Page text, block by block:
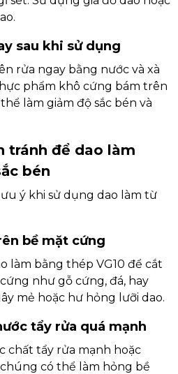
sau khi sử dụng
rửa ngay bằng nước và xà
phẩm khô cứng bám trên
làm giảm độ sắc bén và
tránh để dao làm
bén
ý khi sử dụng dao làm từ
bề mặt cứng
làm bằng thép VG10 để cắt
như gỗ cứng, đá, hay
mẻ hoặc hư hỏng lưỡi dao.
tẩy rửa quá mạnh
chất tẩy rửa mạnh hoặc
có thể làm hỏng bề